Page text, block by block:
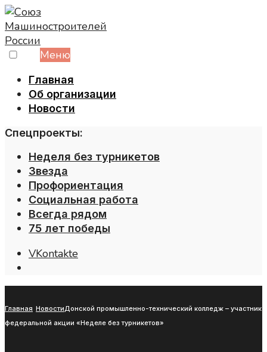
Skip
to
content
Меню
Главная
Об организации
Новости
Спецпроекты:
Неделя без турникетов
Звезда
Профориентация
Социальная работа
Всегда рядом
75 лет победы
VKontakte
Главная НовостиДонской промышленно-технический колледж – участник
федеральной акции «Неделе без турникетов»